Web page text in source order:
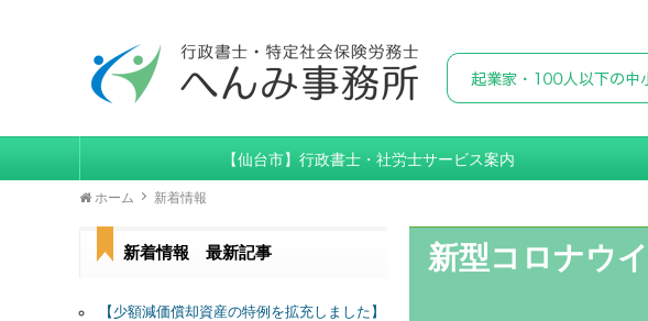
【仙台市】行政書士・社労士サービス案内
ホーム 新着情報
新型コロナウ
新着情報 最新記事
【少額減価償却資産の特例を拡充しました】